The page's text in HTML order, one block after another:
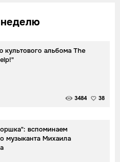
культового альбома The
3484 38
вспоминаем
музыканта Михаила